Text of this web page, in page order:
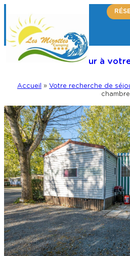
Retour à
Accueil » Votre recherche de